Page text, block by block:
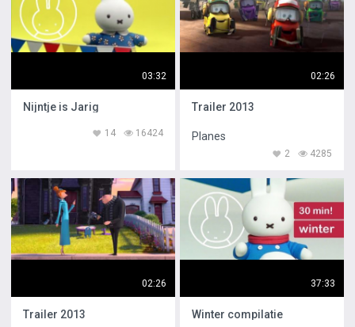
03:32
Nijntje is Jarig
16424
14
02:26
Trailer 2013
Planes
4285
2
02:26
Trailer 2013
37:33
Winter compilatie